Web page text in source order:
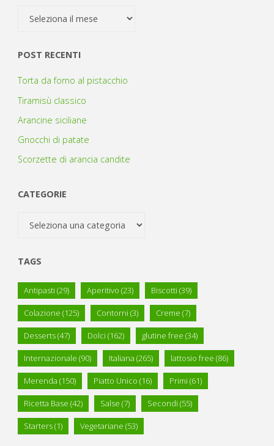
Archivio
POST RECENTI
Torta da forno al pistacchio
Tiramisù classico
Arancine siciliane
Gnocchi di patate
Scorzette di arancia candite
CATEGORIE
Categorie
TAGS
Antipasti (29) Aperitivo (23) Biscotti (39)
Colazione (125) Contorni (3) Creme (7)
Desserts(47) Dolci (162) glutine free (34)
Internazionale (90) Italiana (265) lattosio free (86)
Merenda (150) Piatto Unico (16) Primi (61)
Ricetta Base (42) Salse (7) Secondi (55)
Starters(1) Vegetariane (53)